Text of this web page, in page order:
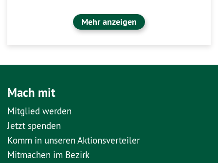
Mehr anzeigen
Mach mit
Mitglied werden
Jetzt spenden
Komm in unseren Aktionsverteiler
Mitmachen im Bezirk